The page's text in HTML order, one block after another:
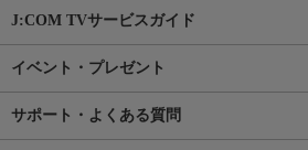
J:COM TVサービスガイド
イベント・プレゼント
サポート・よくある質問